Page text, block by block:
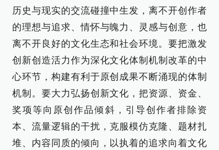
历史与现实的交流碰撞中生发，离不开创作者
的理想与追求、情怀与魄力、灵感与创意，也
离不开良好的文化生态和社会环境。要把激发
创新创造活力作为深化文化体制机制改革的中
心环节，构建有利于原创成果不断涌现的体制
机制。要大力弘扬创新文化，把资源、资金、
奖项等向原创作品倾斜，引导创作者排除资
本、流量逻辑的干扰，克服模仿克隆、题材扎
堆、内容同质的倾向，以执着的追求向着文化